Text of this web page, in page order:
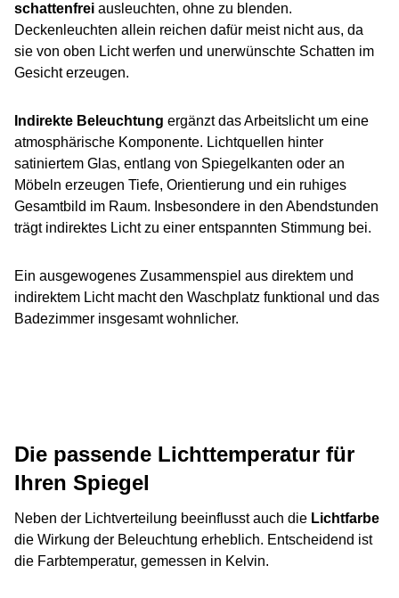
schattenfrei ausleuchten, ohne zu blenden.
Deckenleuchten allein reichen dafür meist nicht aus, da
sie von oben Licht werfen und unerwünschte Schatten im
Gesicht erzeugen.
Indirekte Beleuchtung ergänzt das Arbeitslicht um eine
atmosphärische Komponente. Lichtquellen hinter
satiniertem Glas, entlang von Spiegelkanten oder an
Möbeln erzeugen Tiefe, Orientierung und ein ruhiges
Gesamtbild im Raum. Insbesondere in den Abendstunden
trägt indirektes Licht zu einer entspannten Stimmung bei.
Ein ausgewogenes Zusammenspiel aus direktem und
indirektem Licht macht den Waschplatz funktional und das
Badezimmer insgesamt wohnlicher.
Die passende Lichttemperatur für
Ihren Spiegel
Neben der Lichtverteilung beeinflusst auch die Lichtfarbe
die Wirkung der Beleuchtung erheblich. Entscheidend ist
die Farbtemperatur, gemessen in Kelvin.